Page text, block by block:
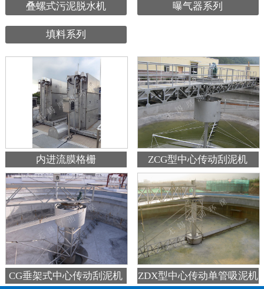
叠螺式污泥脱水机 曝气器系列
填料系列
内进流膜格栅 ZCG型中心传动刮泥机
CG垂架式中心传动刮泥机 ZDX型中心传动单管吸泥机